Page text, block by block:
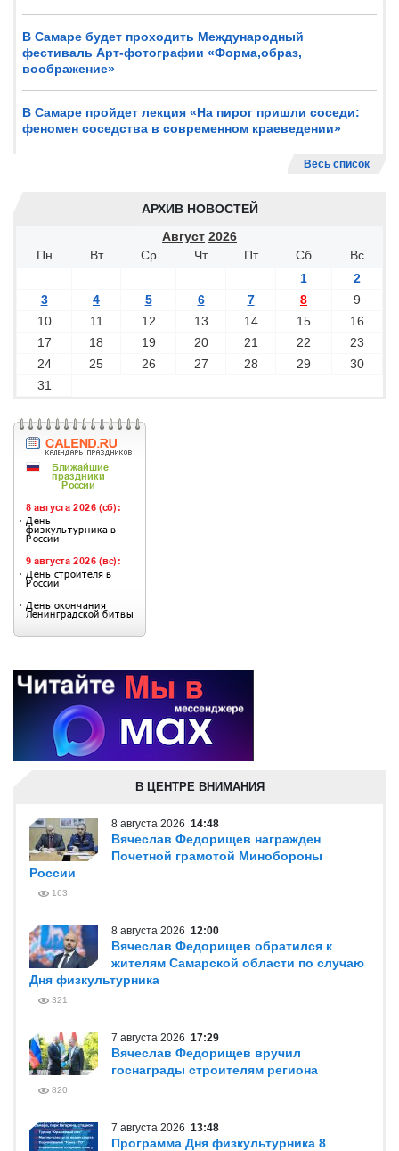
В Самаре будет проходить Международный
фестиваль Арт-фотографии «Форма,образ,
воображение»
В Самаре пройдет лекция «На пирог пришли соседи:
феномен соседства в современном краеведении»
Весь список
АРХИВ НОВОСТЕЙ
Август 2026
Пн
Вт Ср Чт Пт Сб
Вс
1
2
3
4 5 6 7 8
9
10
11 12 13 14 15
16
17
18 19 20 21 22
23
24
25 26 27 28 29
30
31
В ЦЕНТРЕ ВНИМАНИЯ
8 августа 2026 14:48
Вячеслав Федорищев награжден
Почетной грамотой Минобороны
России
163
8 августа 2026 12:00
Вячеслав Федорищев обратился к
жителям Самарской области по случаю
Дня физкультурника
321
7 августа 2026 17:29
Вячеслав Федорищев вручил
госнаграды строителям региона
820
7 августа 2026 13:48
Программа Дня физкультурника 8